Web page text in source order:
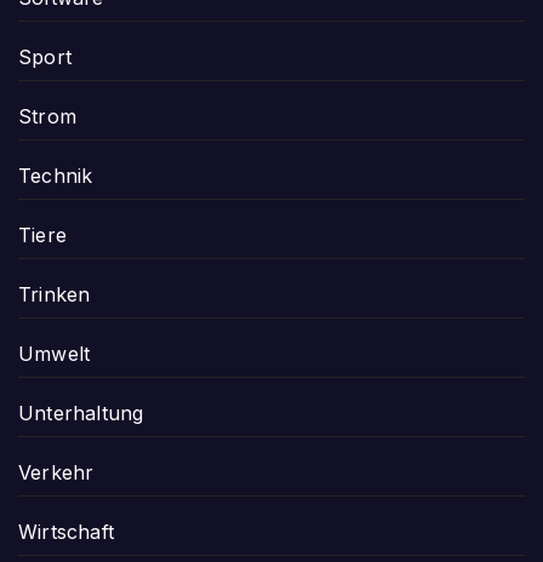
Sport
Strom
Technik
Tiere
Trinken
Umwelt
Unterhaltung
Verkehr
Wirtschaft